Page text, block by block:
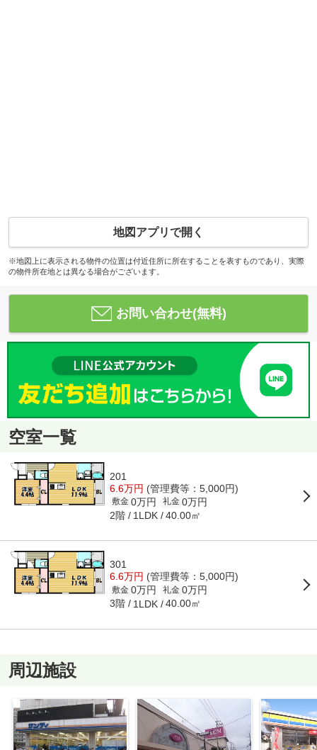
地図アプリで開く
※地図上に表示される物件の位置は付近住所に所在することを表すものであり、実際
の物件所在地とは異なる場合がございます。
お問い合わせ(無料)
空室一覧
201
6.6万円 (管理費等：5,000円)
敷金 0万円 礼金 0万円
2階 1LDK 40.00㎡
301
6.6万円 (管理費等：5,000円)
敷金 0万円 礼金 0万円
3階 1LDK 40.00㎡
周辺施設